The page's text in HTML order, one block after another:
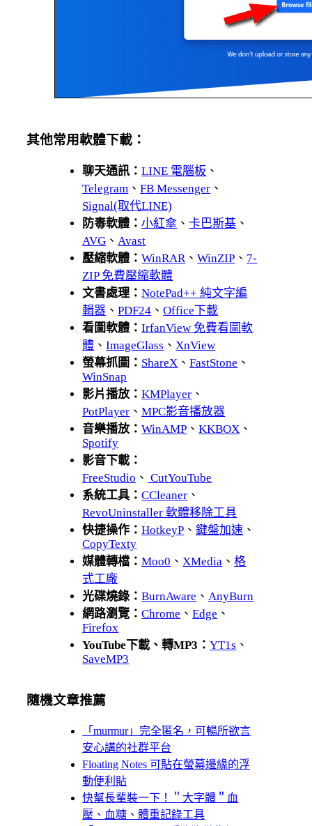
其他常用軟體下載：
聊天通訊：LINE 電腦板 、
Telegram 、FB Messenger 、
Signal(取代LINE)
防毒軟體：小紅傘 、卡巴斯基 、
AVG 、 Avast
壓縮軟體：WinRAR 、WinZIP 、 7-
ZIP 免費壓縮軟體
文書處理：NotePad++ 純文字編
輯器 、PDF24 、Office下載
看圖軟體：IrfanView 免費看圖軟
體 、ImageGlass 、 XnView
螢幕抓圖： ShareX 、FastStone 、
WinSnap
影片播放：KMPlayer 、
PotPlayer 、MPC影音播放器
音樂播放：WinAMP 、KKBOX 、
Spotify
影音下載：
FreeStudio 、 CutYouTube
系統工具：CCleaner 、
RevoUninstaller 軟體移除工具
快捷操作：HotkeyP 、鍵盤加速 、
CopyTexty
媒體轉檔：Moo0 、 XMedia 、格
式工廠
光碟燒錄：BurnAware 、 AnyBurn
網路瀏覽：Chrome 、Edge 、
Firefox
YouTube下載、轉MP3：YT1s 、
SaveMP3
隨機文章推薦
「murmur」完全匿名，可暢所欲言
安心講的社群平台
Floating Notes 可貼在螢幕邊緣的浮
動便利貼
快幫長輩裝一下！＂大字體＂血
壓、血糖、體重記錄工具